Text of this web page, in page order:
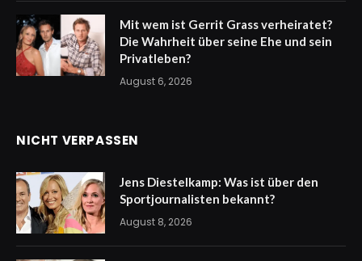
Mit wem ist Gerrit Grass verheiratet?
Die Wahrheit über seine Ehe und sein
Privatleben?
August 6, 2026
NICHT VERPASSEN
Jens Diestelkamp: Was ist über den
Sportjournalisten bekannt?
August 8, 2026